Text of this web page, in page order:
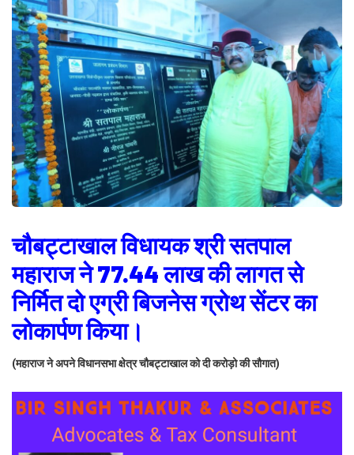
चौबट्टाखाल विधायक श्री सतपाल
महाराज ने 77.44 लाख की लागत से
निर्मित दो एग्री बिजनेस ग्रोथ सेंटर का
लोकार्पण किया।
(महाराज ने अपने विधानसभा क्षेत्र चौबट्टाखाल को दी करोड़ो की सौगात)